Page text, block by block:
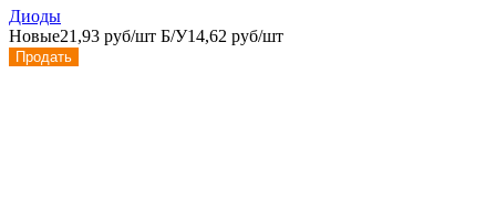
Диоды
Новые21,93 руб/шт Б/У14,62 руб/шт
Продать